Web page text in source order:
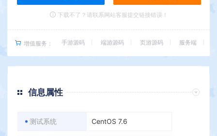
下载不了？请联系网站客服提交链接错误！
增值服务： 手游源码 端游源码 页游源码 服务端
信息属性
测试系统 CentOS 7.6